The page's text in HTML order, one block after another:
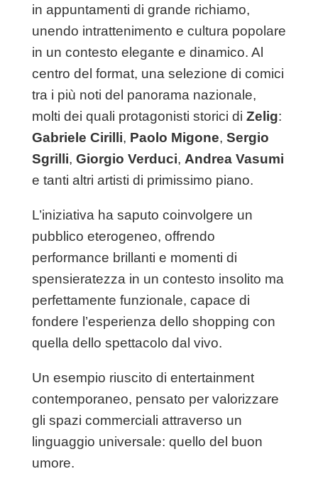
in appuntamenti di grande richiamo,
unendo intrattenimento e cultura popolare
in un contesto elegante e dinamico. Al
centro del format, una selezione di comici
tra i più noti del panorama nazionale,
molti dei quali protagonisti storici di Zelig:
Gabriele Cirilli, Paolo Migone, Sergio
Sgrilli, Giorgio Verduci, Andrea Vasumi
e tanti altri artisti di primissimo piano.
L’iniziativa ha saputo coinvolgere un
pubblico eterogeneo, offrendo
performance brillanti e momenti di
spensieratezza in un contesto insolito ma
perfettamente funzionale, capace di
fondere l’esperienza dello shopping con
quella dello spettacolo dal vivo.
Un esempio riuscito di entertainment
contemporaneo, pensato per valorizzare
gli spazi commerciali attraverso un
linguaggio universale: quello del buon
umore.